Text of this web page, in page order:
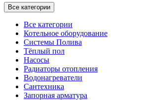
Все категории
Все категории
Котельное оборудование
Системы Полива
Тёплый пол
Насосы
Радиаторы отопления
Водонагреватели
Сантехника
Запорная арматура